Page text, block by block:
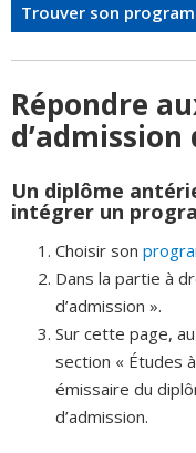
Trouver son
Répondre
Un diplôme
intégrer un
Choisir son
Dans la partie à
d’admission ».
Sur cette page,
section « Études
émissaire du
d’admission.